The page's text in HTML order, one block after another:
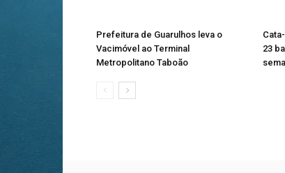
Prefeitura de Guarulhos leva o
Vacimóvel ao Terminal
Metropolitano Taboão
23